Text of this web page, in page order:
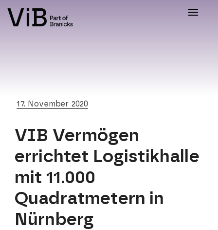
Toggle
17. November 2020
VIB Vermögen
errichtet Logistikhalle
mit 11.000
Quadratmetern in
Nürnberg